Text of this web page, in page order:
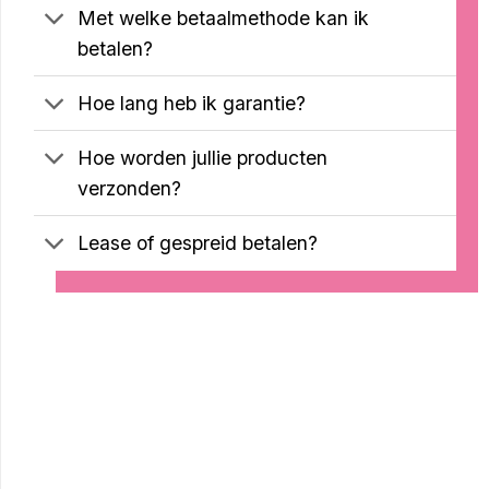
Met welke betaalmethode kan ik
betalen?
Hoe lang heb ik garantie?
Hoe worden jullie producten
verzonden?
Lease of gespreid betalen?